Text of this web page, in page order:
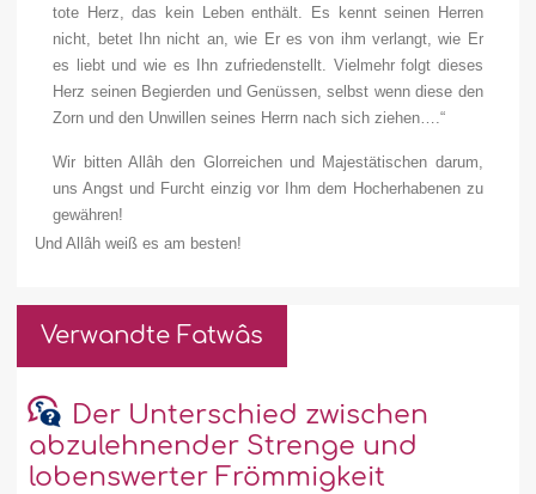
tote Herz, das kein Leben enthält. Es kennt seinen Herren
nicht, betet Ihn nicht an, wie Er es von ihm verlangt, wie Er
es liebt und wie es Ihn zufriedenstellt. Vielmehr folgt dieses
Herz seinen Begierden und Genüssen, selbst wenn diese den
Zorn und den Unwillen seines Herrn nach sich ziehen….“
Wir bitten Allâh den Glorreichen und Majestätischen darum,
uns Angst und Furcht einzig vor Ihm dem Hocherhabenen zu
gewähren!
Und Allâh weiß es am besten!
Verwandte Fatwâs
Der Unterschied zwischen
abzulehnender Strenge und
lobenswerter Frömmigkeit